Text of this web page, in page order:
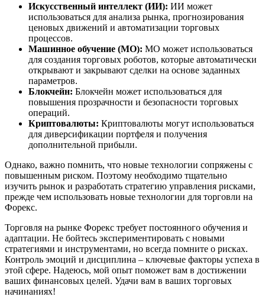
Искусственный интеллект (ИИ): ИИ может
использоваться для анализа рынка, прогнозирования
ценовых движений и автоматизации торговых
процессов.
Машинное обучение (МО): МО может использоваться
для создания торговых роботов, которые автоматически
открывают и закрывают сделки на основе заданных
параметров.
Блокчейн: Блокчейн может использоваться для
повышения прозрачности и безопасности торговых
операций.
Криптовалюты: Криптовалюты могут использоваться
для диверсификации портфеля и получения
дополнительной прибыли.
Однако, важно помнить, что новые технологии сопряжены с
повышенным риском. Поэтому необходимо тщательно
изучить рынок и разработать стратегию управления рисками,
прежде чем использовать новые технологии для торговли на
Форекс.
Торговля на рынке Форекс требует постоянного обучения и
адаптации. Не бойтесь экспериментировать с новыми
стратегиями и инструментами, но всегда помните о рисках.
Контроль эмоций и дисциплина – ключевые факторы успеха в
этой сфере. Надеюсь, мой опыт поможет вам в достижении
ваших финансовых целей. Удачи вам в ваших торговых
начинаниях!